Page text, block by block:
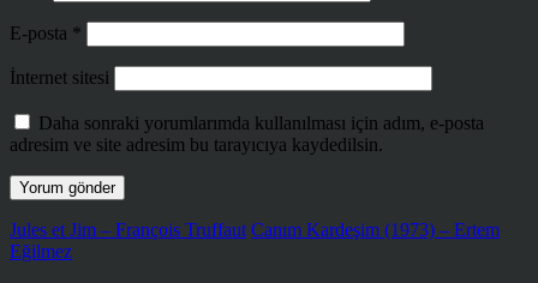
E-posta *
İnternet sitesi
Daha sonraki yorumlarımda kullanılması için adım, e-posta
adresim ve site adresim bu tarayıcıya kaydedilsin.
Jules et Jim – François Truffaut Canım Kardeşim (1973) – Ertem
Eğilmez